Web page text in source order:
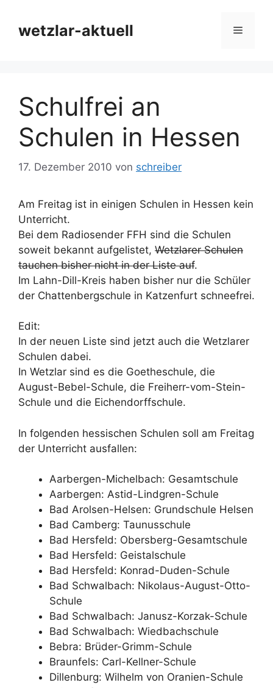
springenwetzlar-aktuell Menü
Schulfrei an
Schulen in Hessen
17. Dezember 2010 von schreiber
Am Freitag ist in einigen Schulen in Hessen kein
Unterricht.
Bei dem Radiosender FFH sind die Schulen
soweit bekannt aufgelistet, Wetzlarer Schulen
tauchen bisher nicht in der Liste auf.
Im Lahn-Dill-Kreis haben bisher nur die Schüler
der Chattenbergschule in Katzenfurt schneefrei.
Edit:
In der neuen Liste sind jetzt auch die Wetzlarer
Schulen dabei.
In Wetzlar sind es die Goetheschule, die
August-Bebel-Schule, die Freiherr-vom-Stein-
Schule und die Eichendorffschule.
In folgenden hessischen Schulen soll am Freitag
der Unterricht ausfallen:
Aarbergen-Michelbach: Gesamtschule
Aarbergen: Astid-Lindgren-Schule
Bad Arolsen-Helsen: Grundschule Helsen
Bad Camberg: Taunusschule
Bad Hersfeld: Obersberg-Gesamtschule
Bad Hersfeld: Geistalschule
Bad Hersfeld: Konrad-Duden-Schule
Bad Schwalbach: Nikolaus-August-Otto-
Schule
Bad Schwalbach: Janusz-Korzak-Schule
Bad Schwalbach: Wiedbachschule
Bebra: Brüder-Grimm-Schule
Braunfels: Carl-Kellner-Schule
Dillenburg: Wilhelm von Oranien-Schule